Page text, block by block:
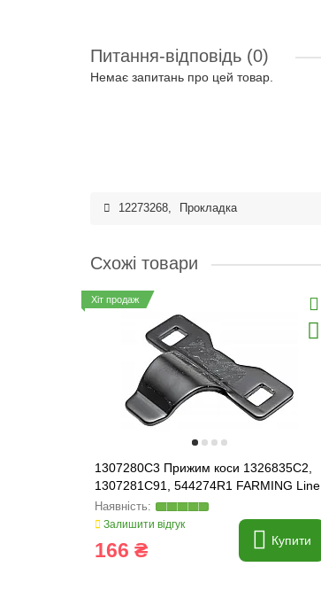
Питання-відповідь (0)
Немає запитань про цей товар.
12273268, Прокладка
Схожі товари
Хіт продаж
1307280C3 Прижим коси 1326835C2,
1307281C91, 544274R1 FARMING Line
Залишити відгук
166 ₴ Купити